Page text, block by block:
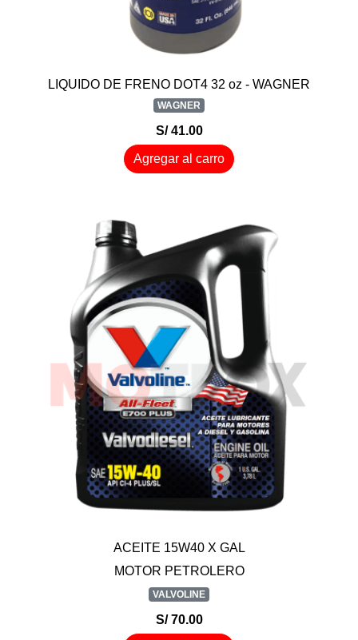
LIQUIDO DE FRENO DOT4 32 oz - WAGNER
WAGNER
S/ 41.00
Agregar al carro
ACEITE 15W40 X GAL
MOTOR PETROLERO
VALVOLINE
S/ 70.00